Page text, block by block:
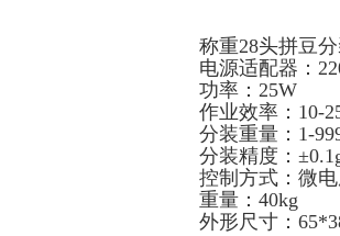
称重28头拼豆
电源适配器：
功率：25W
作业效率：10-
分装重量：1-
分装精度：
控制方式：微
重量：40kg
外形尺寸：